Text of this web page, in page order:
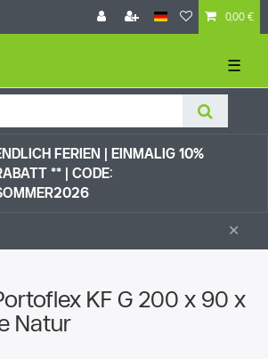
0,00 €
☰
FERIEN | EI NMALIG 10%
** | CODE:
×
KF G 200 x 90 x
Natur